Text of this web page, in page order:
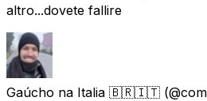
altro...dovete fallire
Gaúcho na Italia 🇧🇷🇮🇹